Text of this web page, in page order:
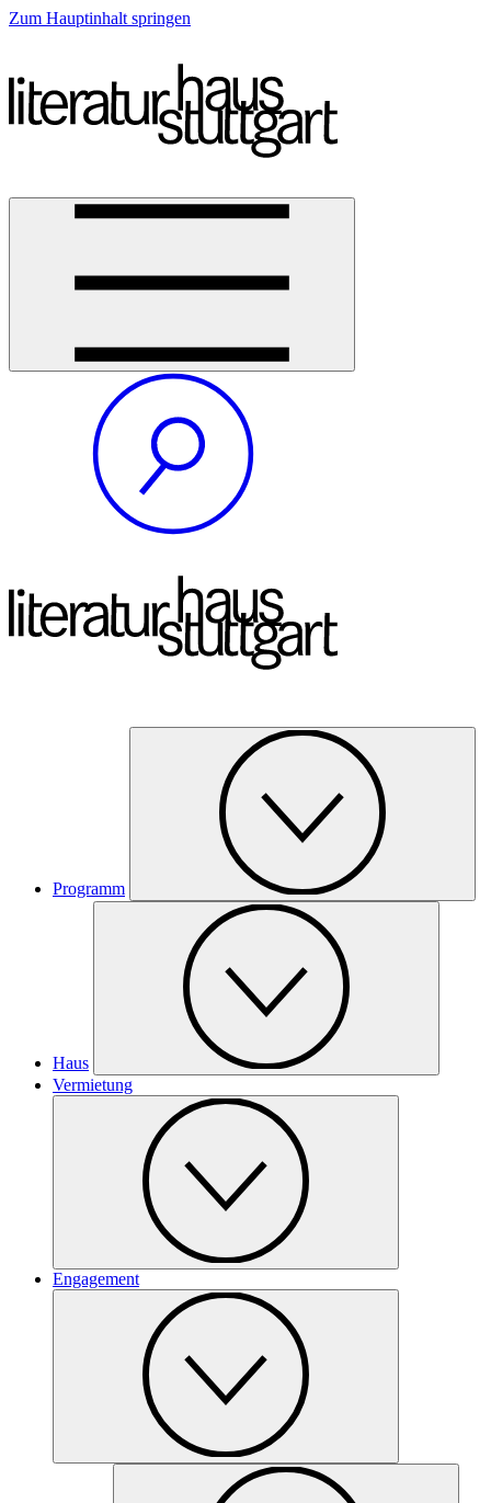
Zum Hauptinhalt springen
Programm
Haus
Vermietung
Engagement